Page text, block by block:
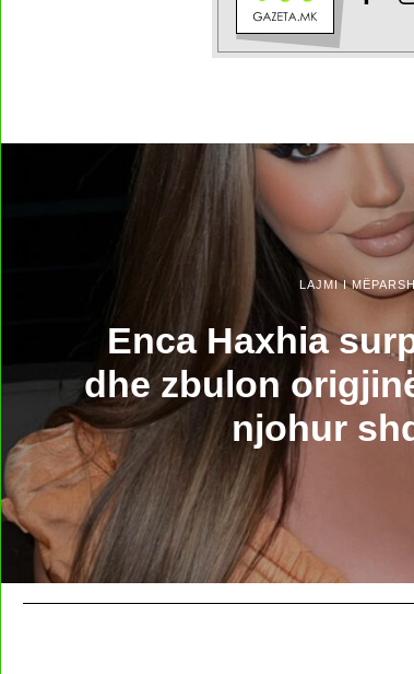
LAJMI I
Enca Haxhia
dhe zbulon
njohur